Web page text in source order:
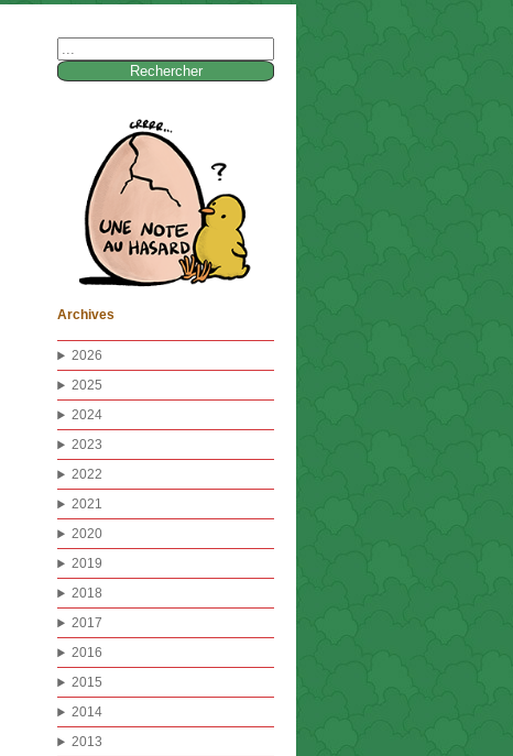
Archives
2026
2025
2024
2023
2022
2021
2020
2019
2018
2017
2016
2015
2014
2013